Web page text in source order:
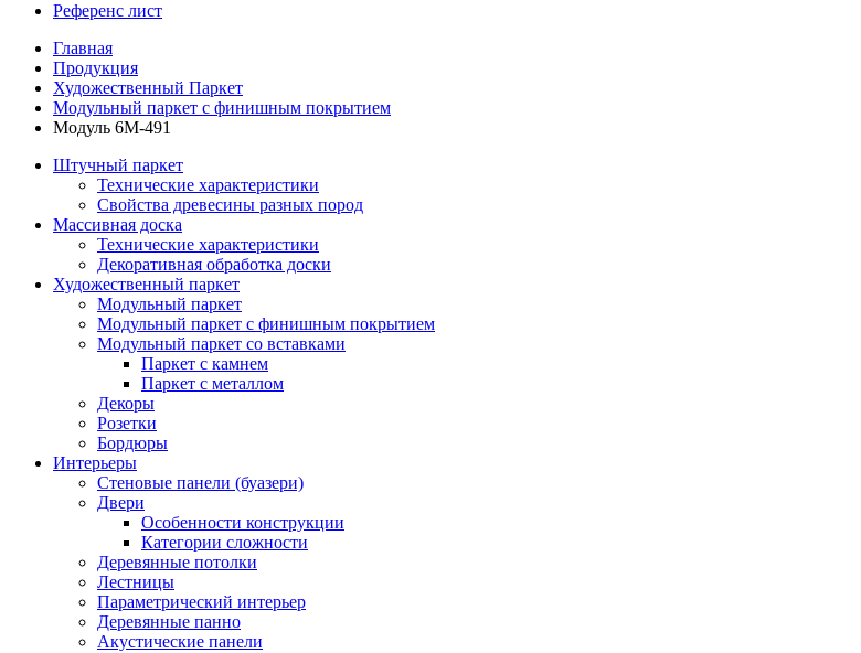
Референс лист
Главная
Продукция
Художественный Паркет
Модульный паркет с финишным покрытием
Модуль 6М-491
Штучный паркет
Технические характеристики
Свойства древесины разных пород
Массивная доска
Технические характеристики
Декоративная обработка доски
Художественный паркет
Модульный паркет
Модульный паркет с финишным покрытием
Модульный паркет со вставками
Паркет с камнем
Паркет с металлом
Декоры
Розетки
Бордюры
Интерьеры
Стеновые панели (буазери)
Двери
Особенности конструкции
Категории сложности
Деревянные потолки
Лестницы
Параметрический интерьер
Деревянные панно
Акустические панели